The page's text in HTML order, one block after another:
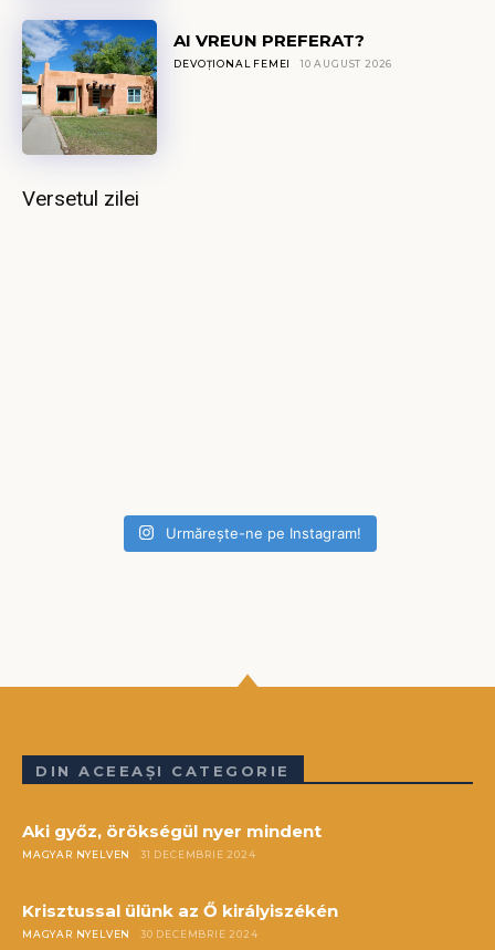
AI VREUN PREFERAT?
DEVOȚIONAL FEMEI 10 AUGUST 2026
Versetul zilei
Urmărește-ne pe Instagram!
DIN ACEEAȘI CATEGORIE
Aki győz, örökségül nyer mindent
MAGYAR NYELVEN 31 DECEMBRIE 2024
Krisztussal ülünk az Ő királyiszékén
MAGYAR NYELVEN 30 DECEMBRIE 2024